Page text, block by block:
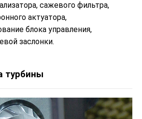
сажевого фильтра,
актуатора,
блока управления,
заслонки.
турбины